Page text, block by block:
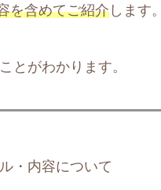
を含めてご紹介 します。
とがわかります。
・内容について